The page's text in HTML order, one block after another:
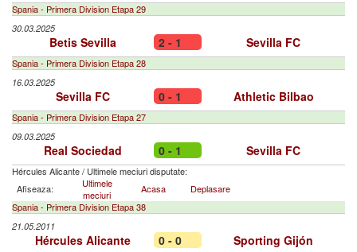
Spania - Primera Division Etapa 29
30.03.2025
Betis Sevilla 2 - 1 Sevilla FC
Spania - Primera Division Etapa 28
16.03.2025
Sevilla FC 0 - 1 Athletic Bilbao
Spania - Primera Division Etapa 27
09.03.2025
Real Sociedad 0 - 1 Sevilla FC
Hércules Alicante/ Ultimele meciuri disputate:
Afiseaza:
Ultimele
meciuri
Acasa
Deplasare
Spania - Primera Division Etapa 38
21.05.2011
Hércules Alicante 0 - 0 Sporting Gijón